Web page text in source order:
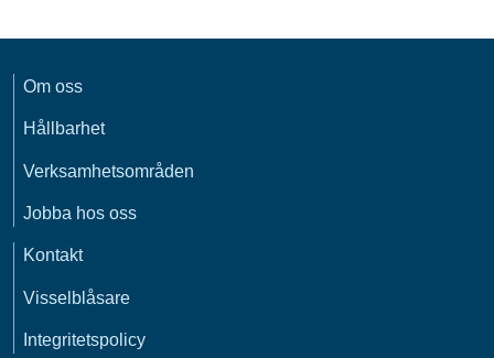
Om oss
Hållbarhet
Verksamhetsområden
Jobba hos oss
Kontakt
Visselblåsare
Integritetspolicy